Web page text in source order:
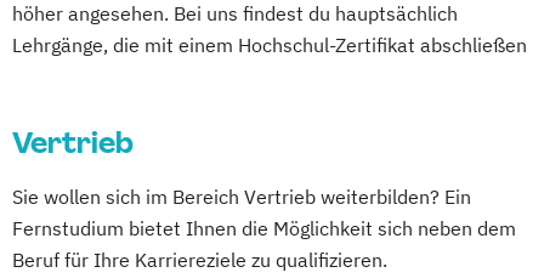
Eishockey-Management
Eishockey-Management (Internationales)
Europäisches und Internationales
Wirtschaftsrecht
Eventmanagement
Finance and Management
höher angesehen. Bei uns findest du hauptsächlich
Lehrgänge, die mit einem Hochschul-Zertifikat abschließen
Vertrieb
Sie wollen sich im Bereich Vertrieb weiterbilden? Ein
Fernstudium bietet Ihnen die Möglichkeit sich neben dem
Beruf für Ihre Karriereziele zu qualifizieren.